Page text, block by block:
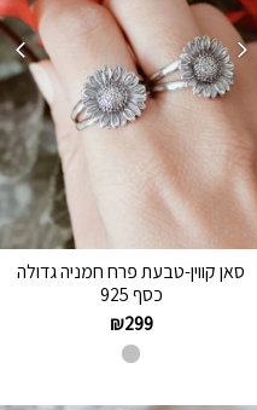
סאן קווין-טבעת פרח חמניה גדולה
כסף 925
₪299